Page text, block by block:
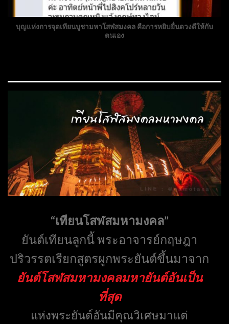
บุญแห่งการจุดเทียนบูชามหาโสฬสมงคล คือการหยิบยื่นดวงดีให้กับ
ตนเอง
“เทียนโสฬสมหามงคล”
ยันต์เทียนลูกนี้ พระอาจารย์กฤษฎา
ปริวรรตเรียกสูตรผูกพระยันต์ขึ้นมาจาก
ยันต์โสฬสมหามงคลมหายันต์อันเป็น
ที่สุด
แห่งพระยันต์อันมีคุณวิเศษมาแต่